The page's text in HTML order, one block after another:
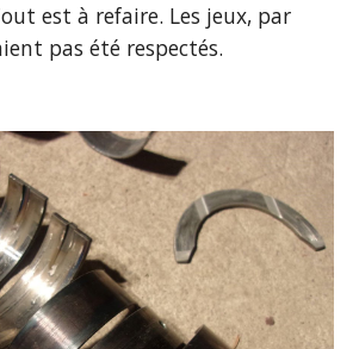
est à refaire. Les jeux, par
pas été respectés.